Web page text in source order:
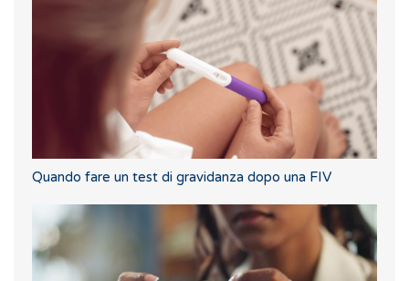
Quando fare un test di gravidanza dopo una FIV